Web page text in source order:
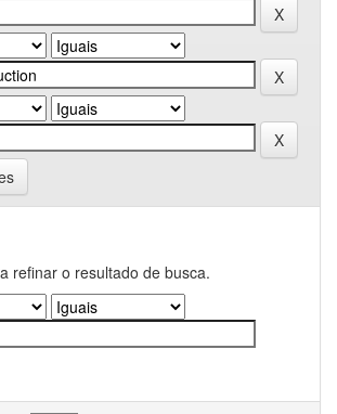
refinar o resultado de busca.